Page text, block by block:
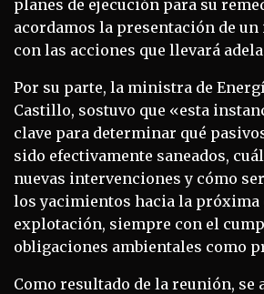
planes de ejecución para su
acordamos la presentación de
con las acciones que llevará
Por su parte, la ministra de
Castillo, sostuvo que «esta
clave para determinar qué
sido efectivamente saneados,
nuevas intervenciones y cómo
los yacimientos hacia la próxima
explotación, siempre con el
obligaciones ambientales como
Como resultado de la reunión, se